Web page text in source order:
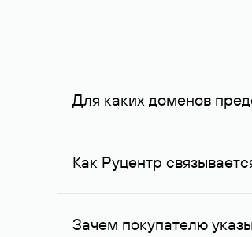
Для каких доменов
Услуга доступна для
Как Руцентр
Для связи с владельцем
Зачем покупателю